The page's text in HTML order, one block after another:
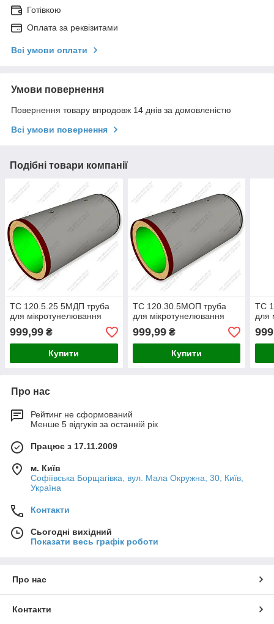
Готівкою
Оплата за реквізитами
Всі умови оплати
Умови повернення
Повернення товару впродовж 14 днів за домовленістю
Всі умови повернення
Подібні товари компанії
ТС 120.5.25 5МДП труба
для мікротунелювання
999,99 ₴
Купити
ТС 120.30.5МОП труба
для мікротунелювання
999,99₴
Купити
ТС
для
Про нас
Рейтинг не сформований
Менше 5 відгуків за останній рік
Працює з 17.11.2009
м. Київ
Софіївська Борщагівка, вул. Мала Окружна, 30, Київ,
Україна
Контакти
Сьогодні вихідний
Показати весь графік роботи
Про нас
Контакти